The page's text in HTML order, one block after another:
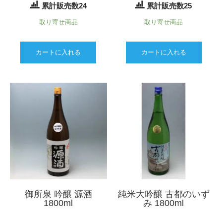
累計販売数24
取り寄せ商品
カートに入れる
累計販売数25
取り寄せ商品
カートに入れる
御所泉 吟醸 源酒
1800ml
純米大吟醸 古都のいず
み 1800ml